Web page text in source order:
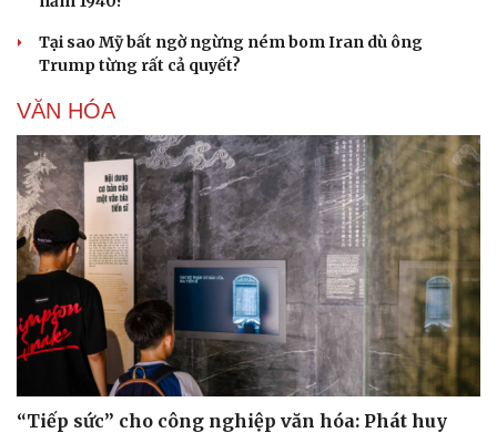
Tại sao Mỹ bất ngờ ngừng ném bom Iran dù ông
Trump từng rất cả quyết?
VĂN HÓA
“Tiếp sức” cho công nghiệp văn hóa: Phát huy